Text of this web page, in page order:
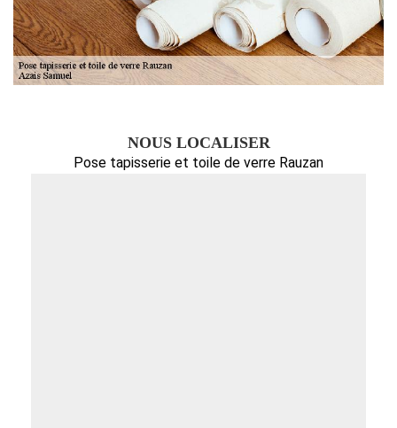
NOUS LOCALISER
Pose tapisserie et toile de verre Rauzan